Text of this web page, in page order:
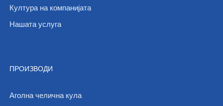
Култура на компанијата
Нашата услуга
ПРОИЗВОДИ
Аголна челична кула